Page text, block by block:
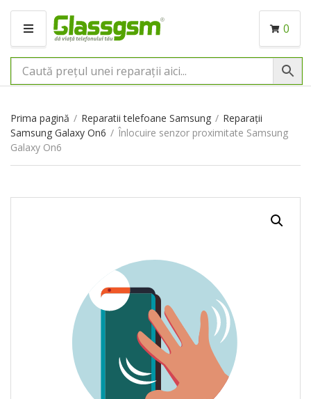
M
N
I
0
Prima pagină / Reparatii telefoane Samsung / Reparații
Samsung Galaxy On6 / Înlocuire senzor proximitate Samsung
Galaxy On6